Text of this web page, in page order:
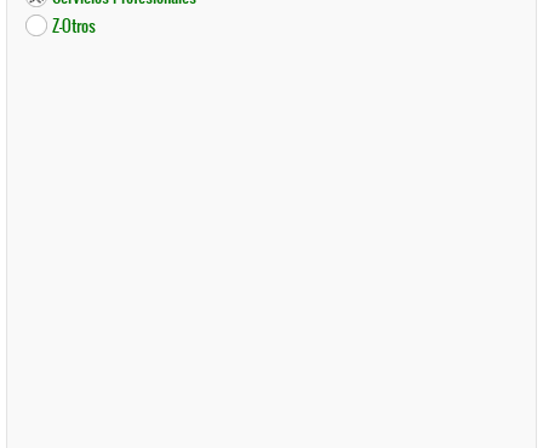
Z-Otros